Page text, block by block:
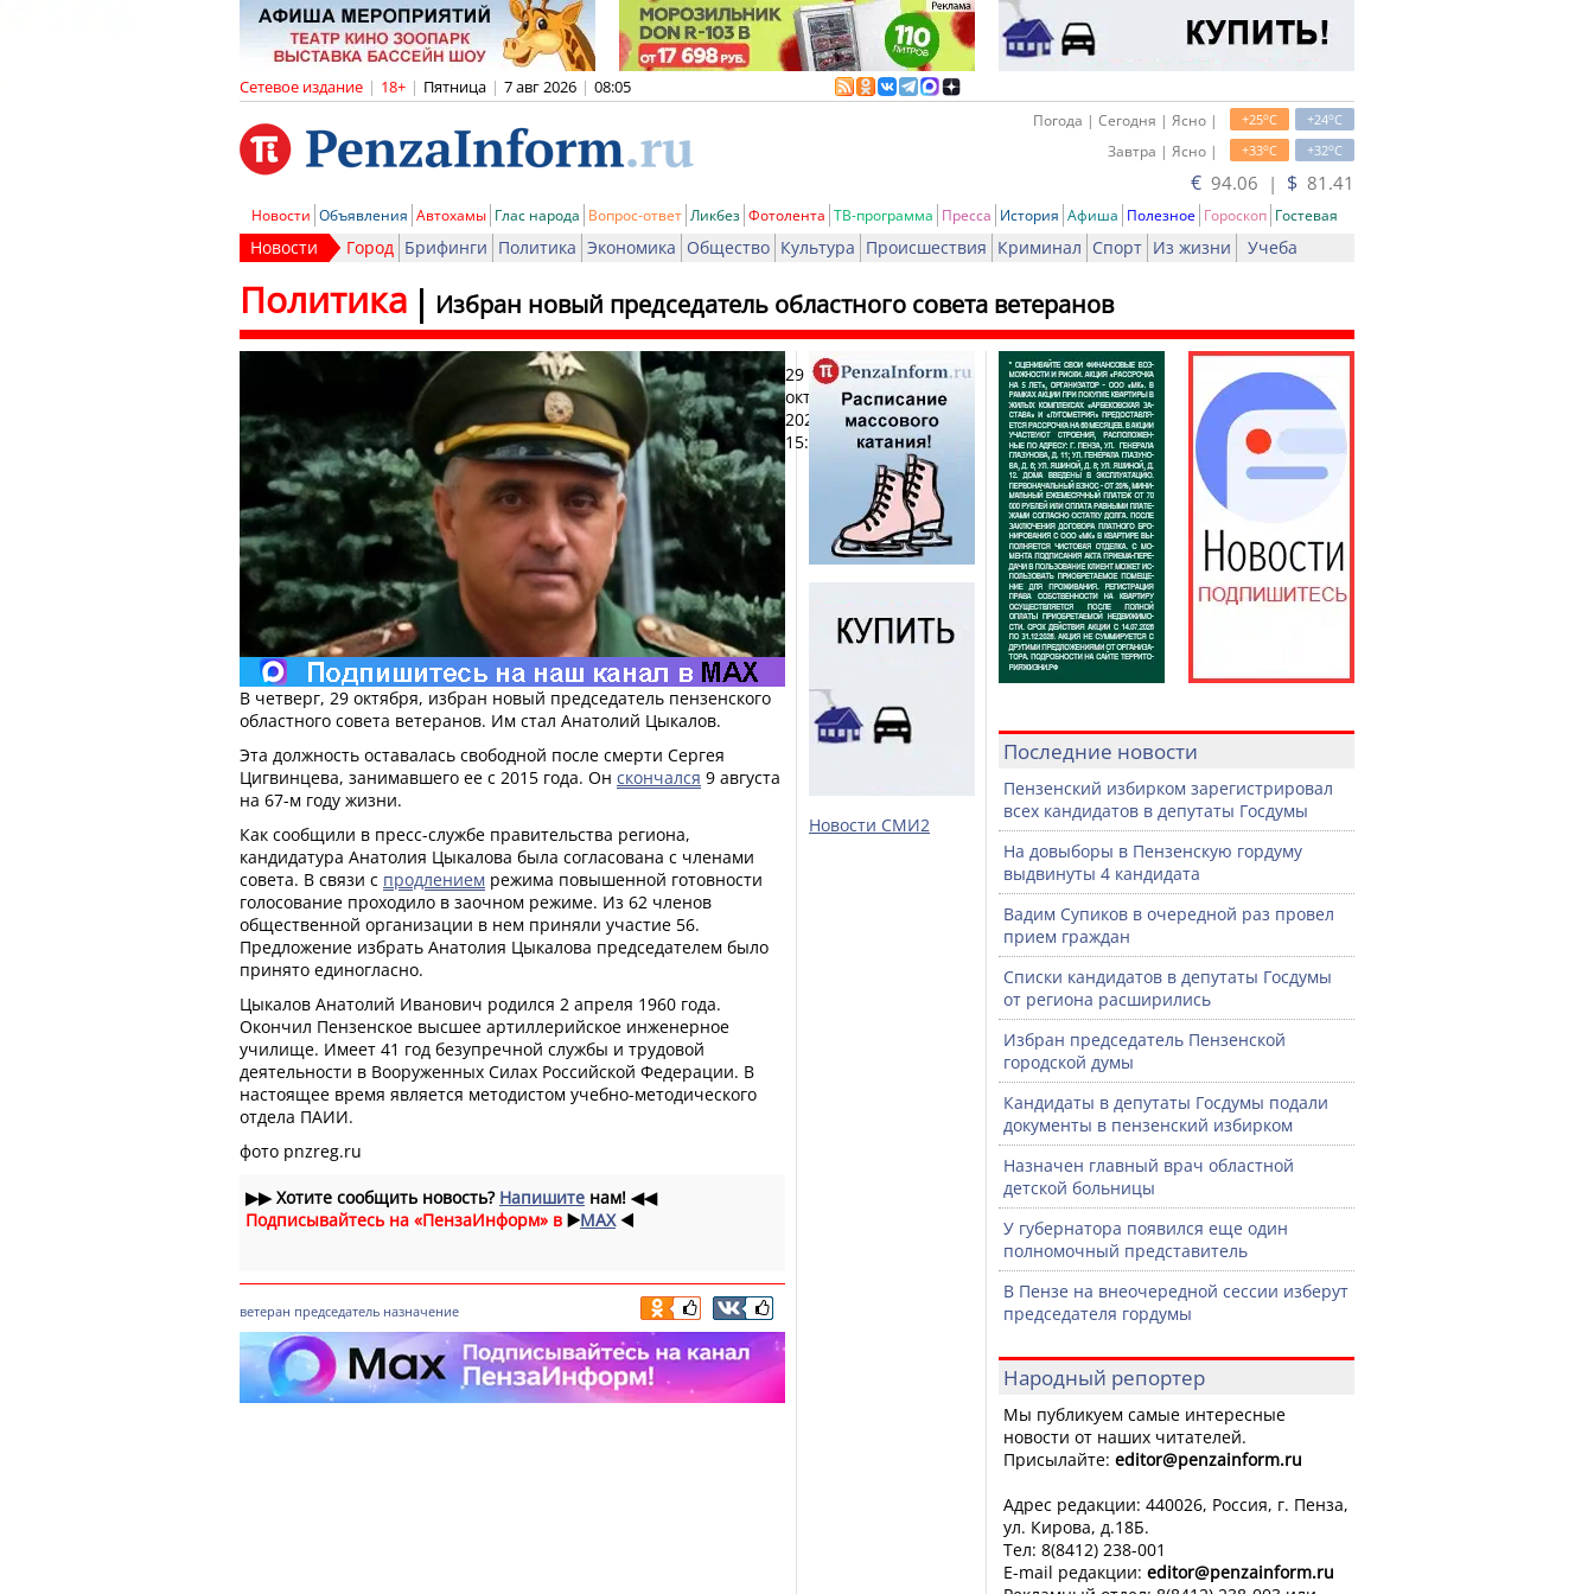
Сетевое издание | 18+ | Пятница | 7 авг 2026 | 08:05
+24oC
+25oC
Погода | Сегодня | Ясно |
+32oC
+33oC
Завтра | Ясно |
€ 94.06 | $ 81.41
Новости Объявления Автохамы Глас народа Вопрос-ответ Ликбез Фотолента ТВ-программа Пресса История Афиша Полезное Гороскоп Гостевая
Новости Город Брифинги Политика Экономика Общество Культура Происшествия Криминал Спорт Из жизни Учеба
Избран новый председатель областного совета ветеранов
Политика
29
октября
2020,
15:05
Печать
В четверг, 29 октября, избран новый председатель пензенского
областного совета ветеранов. Им стал Анатолий Цыкалов.
Эта должность оставалась свободной после смерти Сергея
Цигвинцева, занимавшего ее с 2015 года. Он скончался 9 августа
на 67-м году жизни.
Как сообщили в пресс-службе правительства региона,
кандидатура Анатолия Цыкалова была согласована с членами
совета. В связи с продлением режима повышенной готовности
голосование проходило в заочном режиме. Из 62 членов
общественной организации в нем приняли участие 56.
Предложение избрать Анатолия Цыкалова председателем было
принято единогласно.
Цыкалов Анатолий Иванович родился 2 апреля 1960 года.
Окончил Пензенское высшее артиллерийское инженерное
училище. Имеет 41 год безупречной службы и трудовой
деятельности в Вооруженных Силах Российской Федерации. В
настоящее время является методистом учебно-методического
отдела ПАИИ.
фото pnzreg.ru
▶▶Хотите сообщить новость? Напишите нам! ◀◀
Подписывайтесь на «ПензаИнформ» в ▶️MAX ◀️
ветеран председатель назначение
Новости СМИ2
Последние новости
Пензенский избирком зарегистрировал
всех кандидатов в депутаты Госдумы
На довыборы в Пензенскую гордуму
выдвинуты 4 кандидата
Вадим Супиков в очередной раз провел
прием граждан
Списки кандидатов в депутаты Госдумы
от региона расширились
Избран председатель Пензенской
городской думы
Кандидаты в депутаты Госдумы подали
документы в пензенский избирком
Назначен главный врач областной
детской больницы
У губернатора появился еще один
полномочный представитель
В Пензе на внеочередной сессии изберут
председателя гордумы
Народный репортер
Мы публикуем самые интересные
новости от наших читателей.
Присылайте: editor@penzainform.ru
Адрес редакции: 440026, Россия, г. Пенза,
ул. Кирова, д.18Б.
Тел: 8(8412) 238-001
E-mail редакции: editor@penzainform.ru